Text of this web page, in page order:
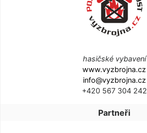
hasičské vybavení
www.vyzbrojna.cz
info@vyzbrojna.cz
+420 567 304 242
Partneři